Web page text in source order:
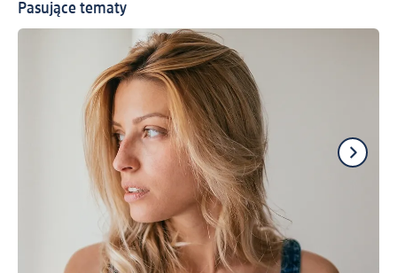
Pasujące tematy